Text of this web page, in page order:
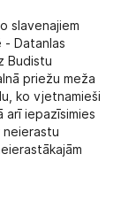
slavenajiem
- Datanlas
Budistu
priežu meža
ko vjetnamieši
arī iepazīsimies
neierastu